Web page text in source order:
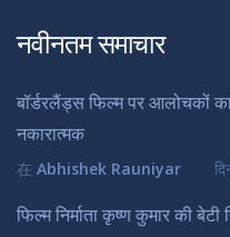
नवीनतम समाचार
बॉर्डरलैंड्स फिल्म पर आलोचकों
नकारात्मक
在 Abhishek Rauniyar
फिल्म निर्माता कृष्ण कुमार की